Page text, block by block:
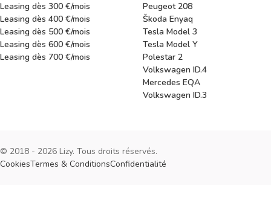
Leasing dès 300 €/mois
Leasing dès 400 €/mois
Leasing dès 500 €/mois
Leasing dès 600 €/mois
Leasing dès 700 €/mois
Peugeot 208
Škoda Enyaq
Tesla Model 3
Tesla Model Y
Polestar 2
Volkswagen ID.4
Mercedes EQA
Volkswagen ID.3
© 2018 - 2026 Lizy. Tous droits réservés.
CookiesTermes & ConditionsConfidentialité